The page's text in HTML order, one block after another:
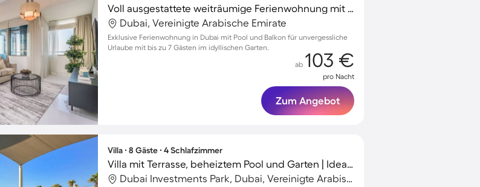
Voll ausgestattete weiträumige Ferienwohnung mit Pool, Garten und Sauna | Stadtblick | Strand in der Nähe
Dubai, Vereinigte Arabische Emirate
Exklusive Ferienwohnung in Dubai mit Pool und Balkon für unvergessliche
Urlaube mit bis zu 7 Gästen im idyllischen Garten.
ab 103 €
pro Nacht
Zum Angebot
Villa ∙ 8 Gäste ∙ 4 Schlafzimmer
Villa mit Terrasse, beheiztem Pool und Garten | Ideal für Homeoffice
Dubai Investments Park, Dubai, Vereinigte Arabische Emirate